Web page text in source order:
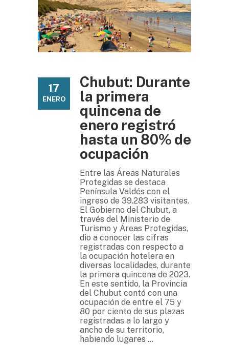
17
ENERO
Chubut: Durante
la primera
quincena de
enero registró
hasta un 80% de
ocupación
Entre las Áreas Naturales
Protegidas se destaca
Península Valdés con el
ingreso de 39.283 visitantes.
El Gobierno del Chubut, a
través del Ministerio de
Turismo y Áreas Protegidas,
dio a conocer las cifras
registradas con respecto a
la ocupación hotelera en
diversas localidades, durante
la primera quincena de 2023.
En este sentido, la Provincia
del Chubut contó con una
ocupación de entre el 75 y
80 por ciento de sus plazas
registradas a lo largo y
ancho de su territorio,
habiendo lugares